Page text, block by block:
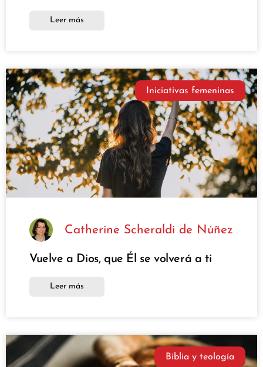
Leer más
Iniciativas femeninas
Catherine Scheraldi de Núñez
Vuelve a Dios, que Él se volverá a ti
Leer más
Biblia y teología